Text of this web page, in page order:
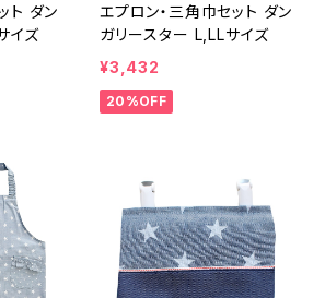
ト ダン
イズ
エプロン・三角巾セット ダン
ガリースター L,LLサイズ
¥3,432
20%OFF